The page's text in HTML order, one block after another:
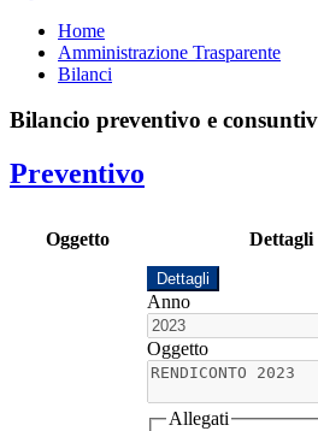
Home
Amministrazione Trasparente
Bilanci
Bilancio preventivo e
Preventivo
Oggetto Dettagli
Dettagli
Anno
Oggetto
Allegati